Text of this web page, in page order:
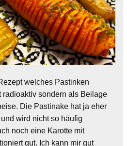
welches Pastinken
radioaktiv sondern als Beilage
Die Pastinake hat ja eher
wird nicht so häufig
noch eine Karotte mit
gut. Ich kann mir gut